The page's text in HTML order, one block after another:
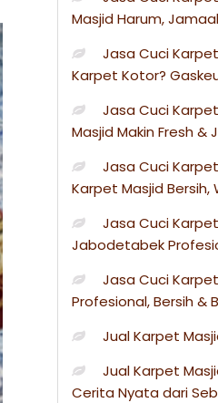
Masjid Harum,
Jasa Cuci
Karpet Kotor?
Jasa Cuci
Masjid Makin Fresh
Jasa Cuci
Karpet Masjid Bersih,
Jasa Cuci
Jabodetabek
Jasa Cuci
Profesional, Bersih &
Jual Karpet
Jual Karpet
Cerita Nyata dari